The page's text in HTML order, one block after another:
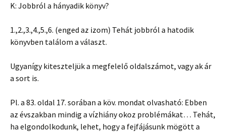
K: Jobbról a hányadik könyv?
1.,2.,3.,4.,5.,6. (enged az izom) Tehát jobbról a hatodik
könyvben találom a választ.
Ugyanígy kiteszteljük a megfelelő oldalszámot, vagy ak ár
a sort is.
Pl. a 83. oldal 17. sorában a köv. mondat olvasható: Ebben
az évszakban mindig a vízhiány okoz problémákat… Tehát,
ha elgondolkodunk, lehet, hogy a fejfájásunk mögött a